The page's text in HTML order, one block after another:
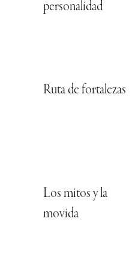
personalidad
Ruta de fortalezas
Los mitos y la
movida